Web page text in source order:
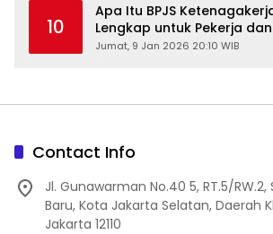
10
Apa Itu BPJS
Lengkap untuk Pekerja
Jumat, 9 Jan 2026 20:10 WIB
Contact Info
Jl. Gunawarman No.40 5, RT.5/RW.2,
Baru, Kota Jakarta Selatan, Daerah
Jakarta 12110